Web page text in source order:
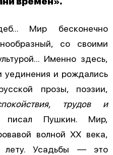
Мир бесконечно
со своими
Именно здесь,
уединения и рождались
прозы, поэзии,
трудов и
Пушкин. Мир,
волной XX века,
Усадьбы — это